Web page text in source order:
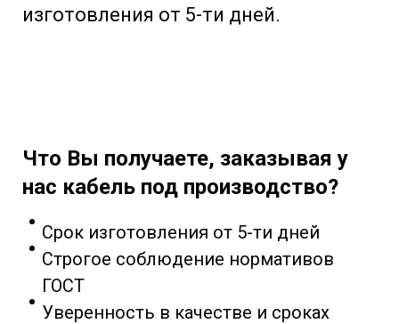
изготовления от 5-ти дней.
Что Вы получаете, заказывая у
нас кабель под производство?
Срок изготовления от 5-ти дней
Строгое соблюдение нормативов
ГОСТ
Уверенность в качестве и сроках